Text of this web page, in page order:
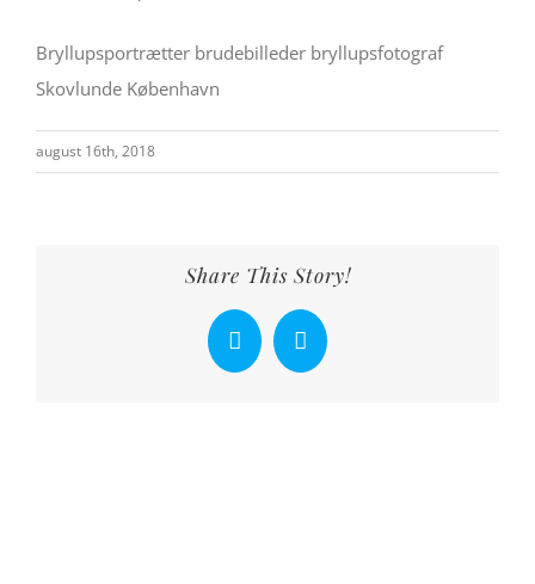
Bryllupsportrætter brudebilleder bryllupsfotograf
Skovlunde København
august 16th, 2018
Share This Story!
Facebook
X